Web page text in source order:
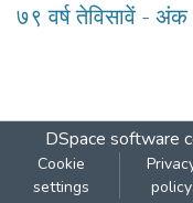
७९ वर्ष तेविसावें -
DSpace software
Cookie
settings
policy